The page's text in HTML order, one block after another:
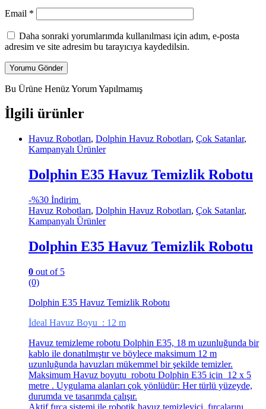
Email *
Daha sonraki yorumlarımda kullanılması için adım, e-posta
adresim ve site adresim bu tarayıcıya kaydedilsin.
Bu Ürüne Henüz Yorum Yapılmamış
İlgili ürünler
Havuz Robotları, Dolphin Havuz Robotları, Çok Satanlar,
Kampanyalı Ürünler
Dolphin E35 Havuz Temizlik Robotu
-%30 İndirim
Havuz Robotları, Dolphin Havuz Robotları, Çok Satanlar,
Kampanyalı Ürünler
Dolphin E35 Havuz Temizlik Robotu
0 out of 5
(0)
Dolphin E35 Havuz Temizlik Robotu
İdeal Havuz Boyu : 12 m
Havuz temizleme robotu Dolphin E35, 18 m uzunluğunda bir
kablo ile donatılmıştır ve böylece maksimum 12 m
uzunluğunda havuzları mükemmel bir şekilde temizler.
Maksimum Havuz boyutu robotu Dolphin E35 için 12 x 5
metre . Uygulama alanları çok yönlüdür: Her türlü yüzeyde,
durumda ve tasarımda çalışır.
Aktif fırça sistemi ile robotik havuz temizleyici, fırçalarını